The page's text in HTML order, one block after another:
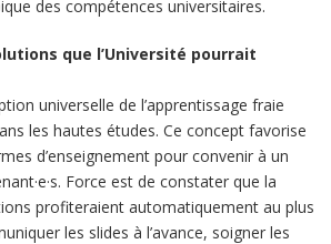
des compétences universitaires.
que l’Université pourrait
universelle de l’apprentissage fraie
les hautes études. Ce concept favorise
d’enseignement pour convenir à un
Force est de constater que la
profiteraient automatiquement au plus
les slides à l’avance, soigner les